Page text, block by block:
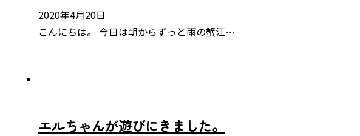
2020年4月20日
こんにちは。 今日は朝からずっと雨の蟹江…
エルちゃんが遊びにきました。